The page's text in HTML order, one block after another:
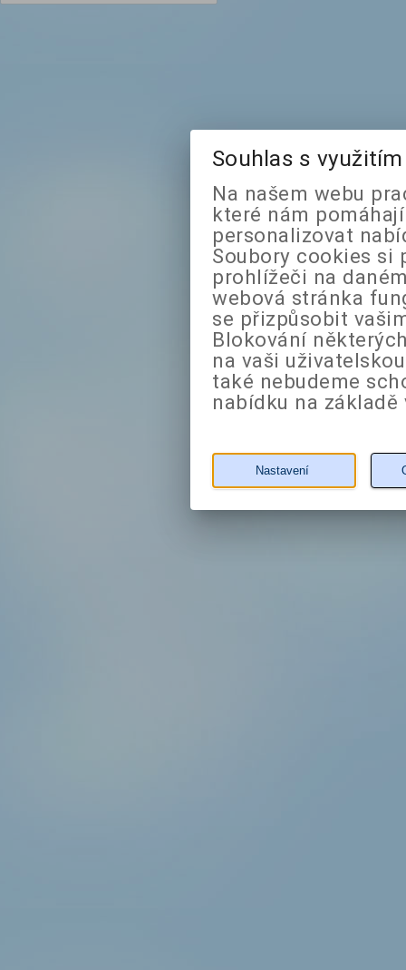
Souhlas s
Na našem webu
které nám
personalizovat
Soubory cookies si
prohlížeči na
webová stránka
se přizpůsobit
Blokování
na vaši
také nebudeme
nabídku na
Nastavení